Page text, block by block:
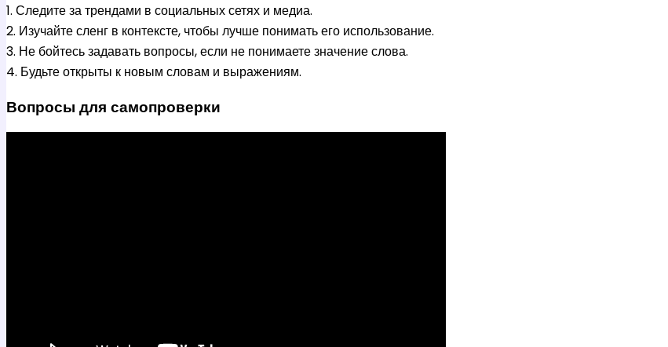
1. Следите за трендами в социальных сетях и медиа.
2. Изучайте сленг в контексте, чтобы лучше понимать его использование.
3. Не бойтесь задавать вопросы, если не понимаете значение слова.
4. Будьте открыты к новым словам и выражениям.
Вопросы для самопроверки